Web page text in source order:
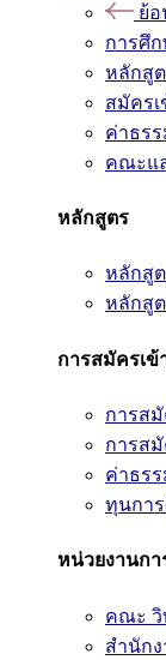
ย้
การศึ
หลักสู
สมัครเ
ค่าธร
คณะแ
หลักสูตร
หลักสู
หลักสู
การสมัครเข้
การส
การส
ค่าธร
ทุนกา
หน่วยงานก
คณะ วิ
สำนัก